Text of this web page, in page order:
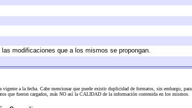
modificaciones que a los mismos se propongan.
vigente a la fecha. Cabe mencionar que puede existir duplicidad de formatos, sin embargo, para
que fueron cargados, más NO así la CALIDAD de la información contenida en los mismos.